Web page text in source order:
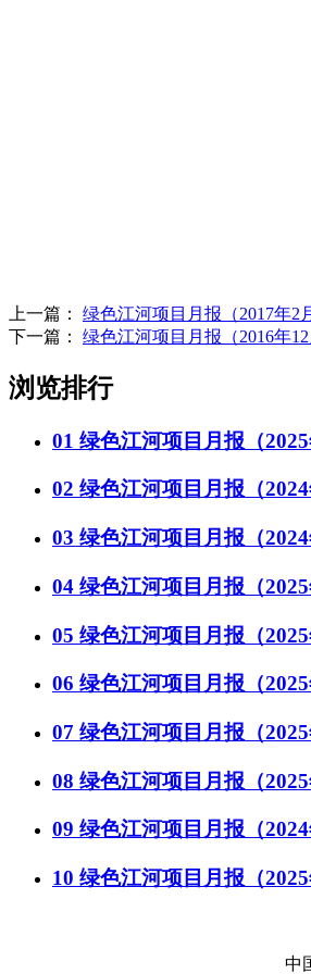
上一篇： 绿色江河项目月报（2017年2
下一篇： 绿色江河项目月报（2016年12
浏览排行
01 绿色江河项目月报（2025
02 绿色江河项目月报（2024
03 绿色江河项目月报（2024
04 绿色江河项目月报（2025
05 绿色江河项目月报（2025
06 绿色江河项目月报（2025
07 绿色江河项目月报（2025
08 绿色江河项目月报（2025
09 绿色江河项目月报（2024
10 绿色江河项目月报（2025
中